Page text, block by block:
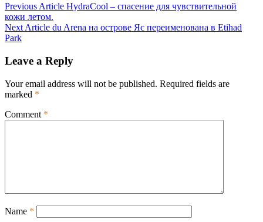
Post
navigation
Previous Article HydraCool – спасение для чувствительной
кожи летом.
Next Article du Arena на острове Яс переименована в Etihad
Park
Leave a Reply
Your email address will not be published. Required fields are
marked *
Comment *
Name *